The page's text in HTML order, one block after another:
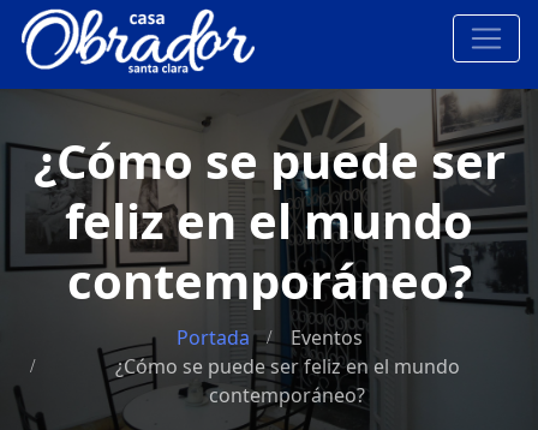
¿Cómo se puede ser
feliz en el mundo
contemporáneo?
Portada
Eventos
¿Cómo se puede ser feliz en el mundo
contemporáneo?